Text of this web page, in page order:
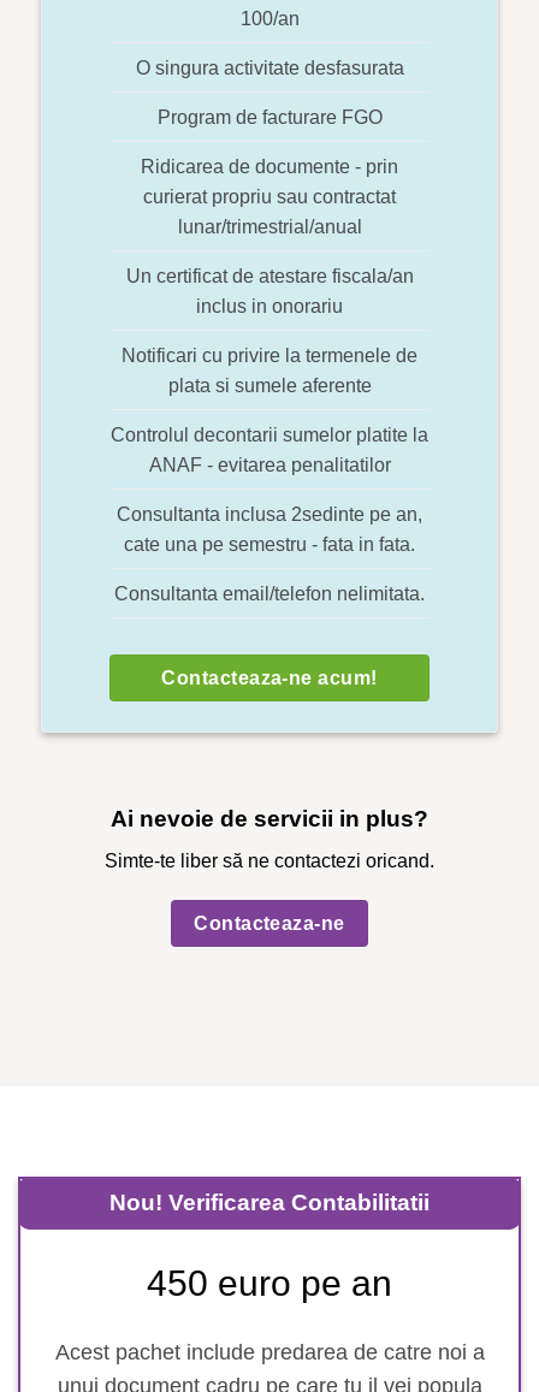
100/an
O singura activitate desfasurata
Program de facturare FGO
Ridicarea de documente - prin
curierat propriu sau contractat
lunar/trimestrial/anual
Un certificat de atestare fiscala/an
inclus in onorariu
Notificari cu privire la termenele de
plata si sumele aferente
Controlul decontarii sumelor platite la
ANAF - evitarea penalitatilor
Consultanta inclusa 2sedinte pe an,
cate una pe semestru - fata in fata.
Consultanta email/telefon nelimitata.
Contacteaza-ne acum!
Ai nevoie de servicii in plus?
Simte-te liber să ne contactezi oricand.
Contacteaza-ne
Nou! Verificarea Contabilitatii
450 euro pe an
Acest pachet include predarea de catre noi a
unui document cadru pe care tu il vei popula